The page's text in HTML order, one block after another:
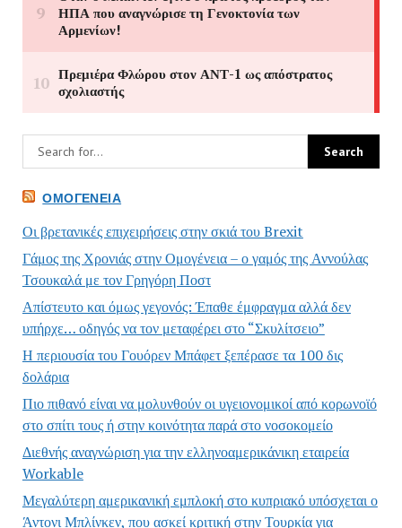
ΟΜΟΓΈΝΕΙΑ
Οι βρετανικές επιχειρήσεις στην σκιά του Brexit
Γάμος της Χρονιάς στην Ομογένεια – ο γαμός της Αννούλας
Τσουκαλά με τον Γρηγόρη Ποστ
Απίστευτο και όμως γεγονός: Έπαθε έμφραγμα αλλά δεν
υπήρχε… οδηγός να τον μεταφέρει στο “Σκυλίτσειο”
Η περιουσία του Γουόρεν Μπάφετ ξεπέρασε τα 100 δις
δολάρια
Πιο πιθανό είναι να μολυνθούν οι υγειονομικοί από κορωνοϊό
στο σπίτι τους ή στην κοινότητα παρά στο νοσοκομείο
Διεθνής αναγνώριση για την ελληνοαμερικάνικη εταιρεία
Workable
Μεγαλύτερη αμερικανική εμπλοκή στο κυπριακό υπόσχεται ο
Άντονι Μπλίνκεν, που ασκεί κριτική στην Τουρκία για